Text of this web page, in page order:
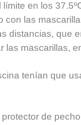
en los
las
distancias, que
mascarillas,
tenían que
de